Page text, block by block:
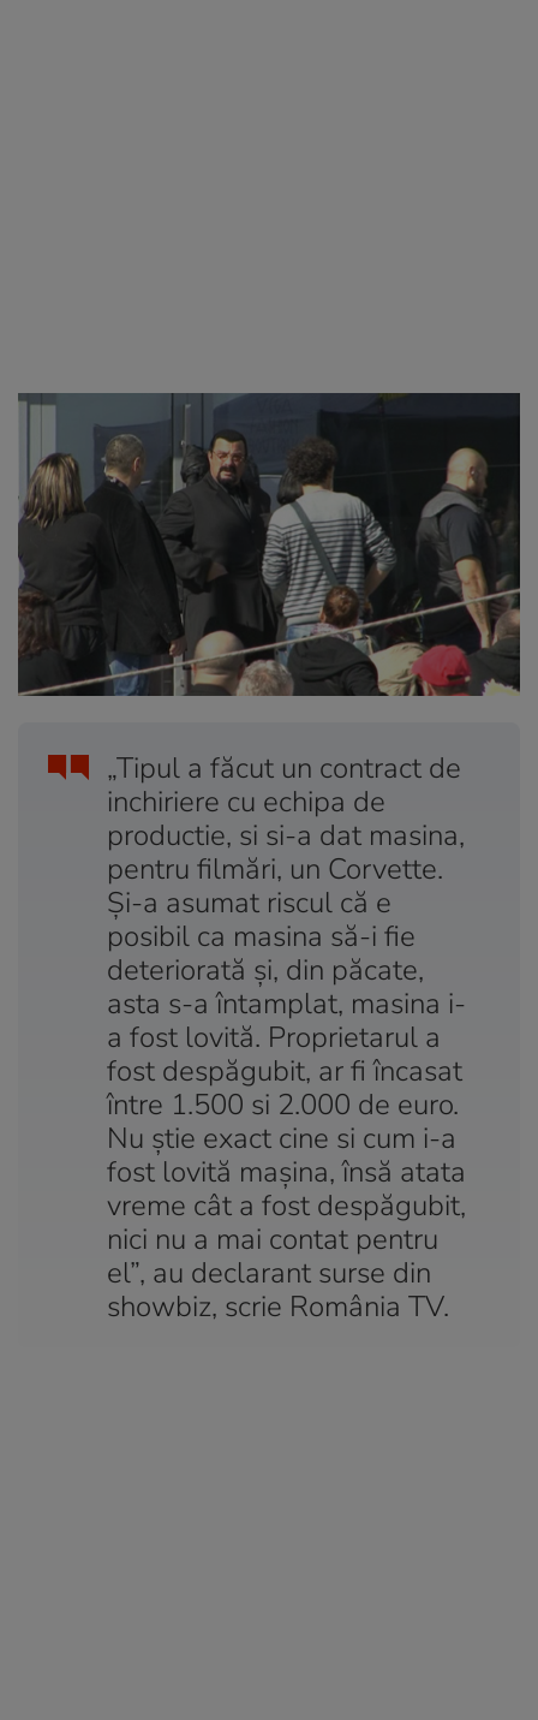
„Tipul a făcut un contract de
inchiriere cu echipa de
productie, si si-a dat masina,
pentru filmări, un Corvette.
Şi-a asumat riscul că e
posibil ca masina să-i fie
deteriorată şi, din păcate,
asta s-a întamplat, masina i-
a fost lovită. Proprietarul a
fost despăgubit, ar fi încasat
între 1.500 si 2.000 de euro.
Nu ştie exact cine si cum i-a
fost lovită maşina, însă atata
vreme cât a fost despăgubit,
nici nu a mai contat pentru
el”, au declarant surse din
showbiz, scrie România TV.